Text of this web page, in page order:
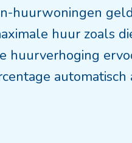
huurwoningen
huur zoals
huurverhoging